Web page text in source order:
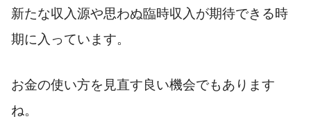
新たな収入源や思わぬ臨時収入が期待できる時
期に入っています。
お金の使い方を見直す良い機会でもあります
ね。